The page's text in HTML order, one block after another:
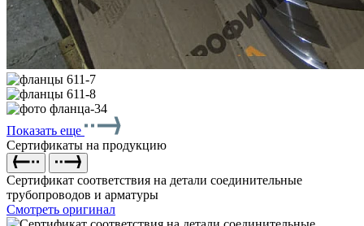
Показать еще
Сертификаты на продукцию
Сертификат соответствия на детали соединительные
трубопроводов и арматуры
Смотреть оригинал